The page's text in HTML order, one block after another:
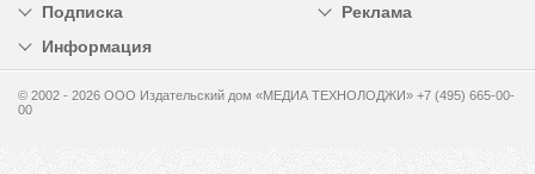
Подписка
Реклама
Информация
© 2002 - 2026 OOO Издательский дом «МЕДИА ТЕХНОЛОДЖИ» +7 (495) 665-00-
00